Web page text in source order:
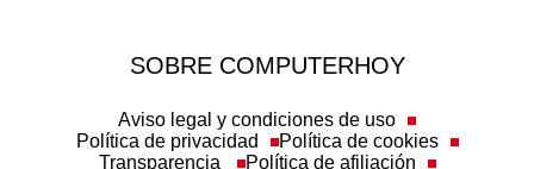
SOBRE COMPUTERHOY
Aviso legal y condiciones de uso
Política de privacidad
Política de cookies
Transparencia
Política de afiliación